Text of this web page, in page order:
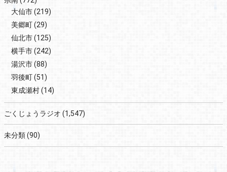
大仙市(219)
美郷町(29)
仙北市(125)
横手市(242)
湯沢市(88)
羽後町(51)
東成瀬村(14)
ごくじょうラジオ (1,547)
未分類(90)